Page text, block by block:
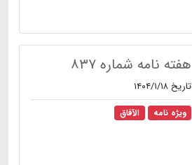
هفته نامه شماره ۸۳۷
تاریخ ۱۴۰۴/۱/۱۸
ویژه نامه الآفاق